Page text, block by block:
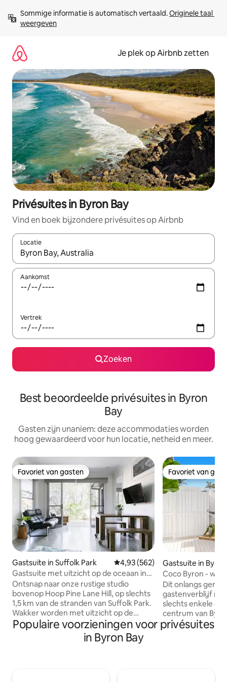
direct
naar
Sommige informatie is automatisch vertaald. Originele taal
weergeven
Je plek op Airbnb zetten
Privésuites in Byron Bay
Vind en boek bijzondere privésuites op Airbnb
Locatie
Wanneer er resultaten beschikbaar zijn, maak je een keuze
Aankomst
Vertrek
Zoeken
Best beoordeelde privésuites in Byron
Bay
Gasten zijn unaniem: deze accommodaties worden
hoog gewaardeerd voor hun locatie, netheid en meer.
Favoriet van gasten
Favoriet van gasten
Gastsuite in Suffolk Park Gemiddelde beoordeling van
4,93 (562)
Gastsuite met uitzicht op de oceaan in
Hillside Escape
Ontsnap naar onze rustige studio
bovenop Hoop Pine Lane Hill, op slechts
1,5 km van de stranden van Suffolk Park.
Wakker worden met uitzicht op de
oceaan en Tallow Beach vanuit de
slaapkamer, terwijl je luistert naar het
koor van de natuur. Onze gezellige,
Favoriet van
Favoriet van
Gastsuite in
Coco Byron -
minuten
Dit onlangs
gastenverblijf
slechts enkele
centrum van
spectaculaire stranden.
Populaire voorzieningen voor privésuites
in Byron Bay